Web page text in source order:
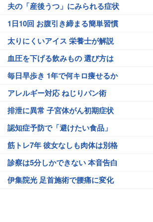
夫の「産後うつ」にみられる症状
1日10回 お腹引き締まる簡単習慣
太りにくいアイス 栄養士が解説
血圧を下げる飲みもの 選び方は
毎日早歩き 1年で何キロ痩せるか
アレルギー対応 ねじりパン術
排泄に異常 子宮体がん初期症状
認知症予防で「避けたい食品」
筋トレ7年 彼女なしも肉体は別格
診察は5分しかできない 本音告白
伊集院光 足首施術で腰痛に変化